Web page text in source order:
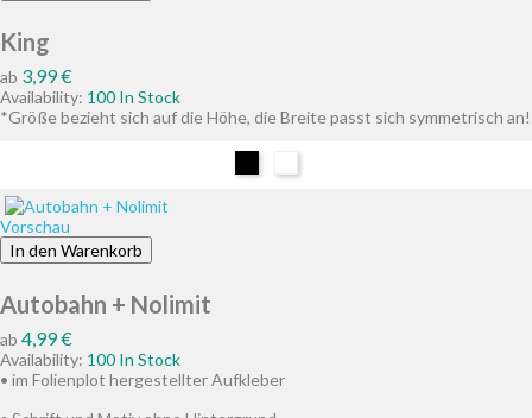
King
ab Preis
3,99 €
Availability: 100 In Stock
*Größe bezieht sich auf die Höhe, die Breite passt sich symmetrisch an!
Vorschau
In den Warenkorb
Autobahn + Nolimit
ab Preis
4,99 €
Availability: 100 In Stock
• im Folienplot hergestellter Aufkleber